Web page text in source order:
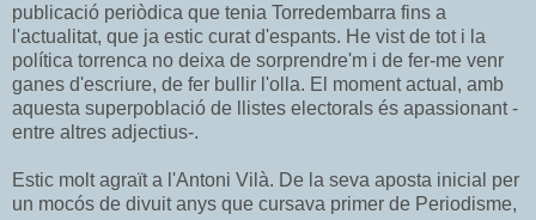
publicació periòdica que tenia Torredembarra fins a
l'actualitat, que ja estic curat d'espants. He vist de tot i la
política torrenca no deixa de sorprendre'm i de fer-me venr
ganes d'escriure, de fer bullir l'olla. El moment actual, amb
aquesta superpoblació de llistes electorals és apassionant -
entre altres adjectius-.
Estic molt agraït a l'Antoni Vilà. De la seva aposta inicial per
un mocós de divuit anys que cursava primer de Periodisme,